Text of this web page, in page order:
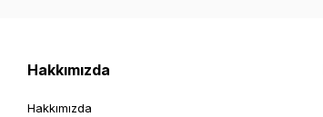
Hakkımızda
Hakkımızda